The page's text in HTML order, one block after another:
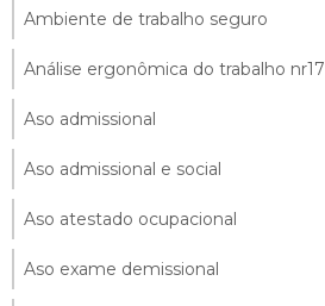
Ambiente de trabalho seguro
Análise ergonômica do trabalho nr17
Aso admissional
Aso admissional e social
Aso atestado ocupacional
Aso exame demissional